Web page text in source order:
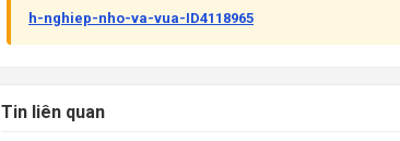
h-nghiep-nho-va-vua-ID4118965
Tin liên quan